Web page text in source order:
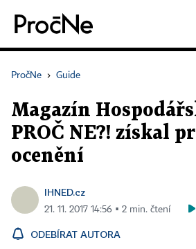
PročNe › Guide
Magazín
PROČ NE?! získal
ocenění
IHNED.cz
21. 11. 2017 14:56 ▪ 2 min. čtení
ODEBÍRAT AUTORA